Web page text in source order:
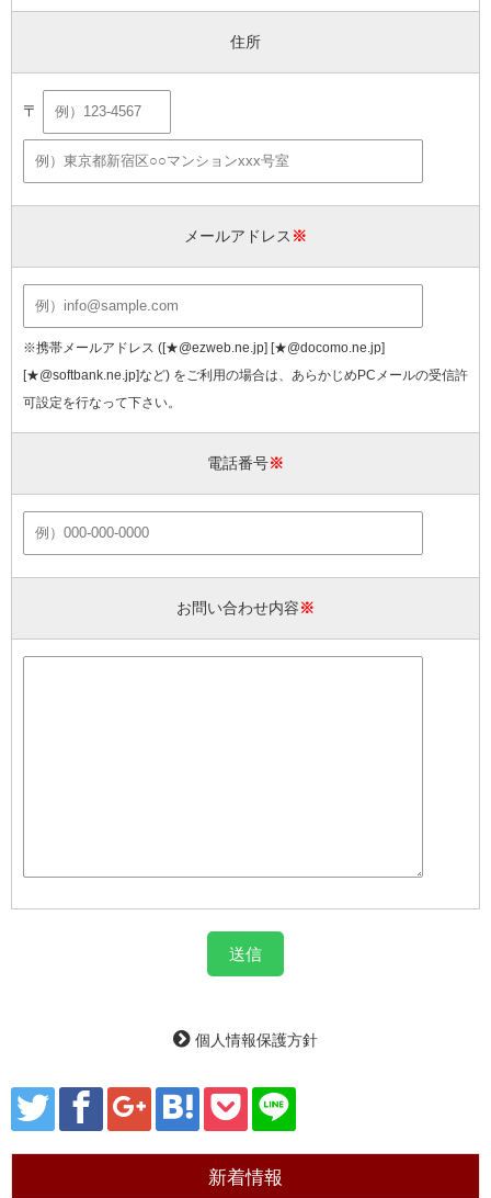
住所
〒
メールアドレス ※
※携帯メールアドレス ([★@ezweb.ne.jp] [★@docomo.ne.jp]
[★@softbank.ne.jp]など) をご利用の場合は、あらかじめPCメールの受信許
可設定を行なって下さい。
電話番号※
お問い合わせ内容※
個人情報保護方針
新着情報